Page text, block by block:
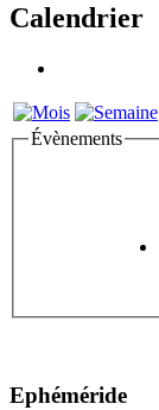
Calendrier
Évènements
Ephéméride